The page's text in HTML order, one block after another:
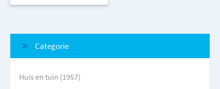
Categorie
Huis en tuin (1957)